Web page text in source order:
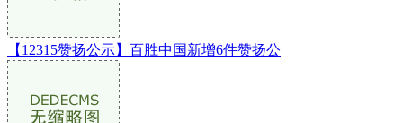
【12315赞扬公示】百胜中国新增6件赞扬公